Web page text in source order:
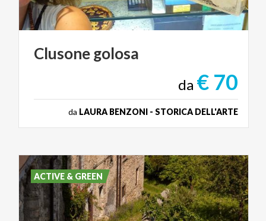
Clusonegolosa
da € 70
da LAURA BENZONI - STORICA DELL'ARTE
ACTIVE & GREEN